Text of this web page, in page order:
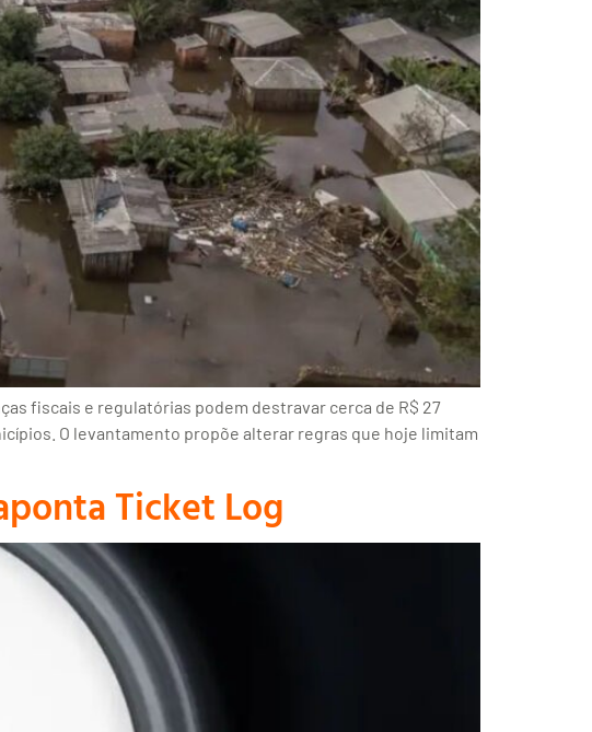
fiscais e regulatórias podem destravar cerca de R$ 27
O levantamento propõe alterar regras que hoje limitam
Ticket Log